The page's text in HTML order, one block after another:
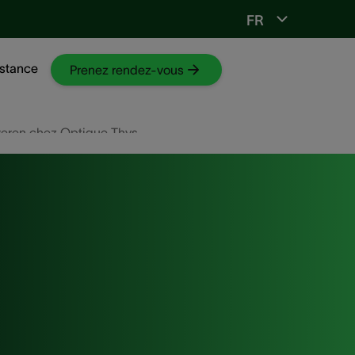
FR
Prenez rendez-vous
Vers ORL-web
chez Optique Thys